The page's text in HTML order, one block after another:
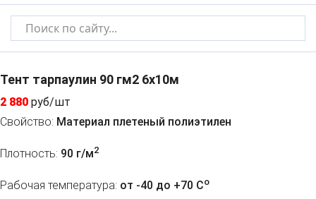
Тент тарпаулин 90 гм2 6х10м
2 880 руб/шт
Свойство: Материал плетеный полиэтилен
Плотность: 90 г/м2
Рабочая температура: от -40 до +70 Co